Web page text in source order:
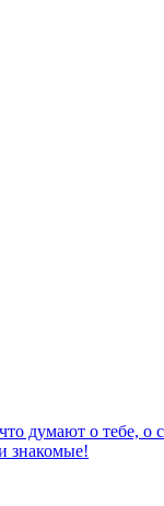
думают о тебе, о
знакомые!